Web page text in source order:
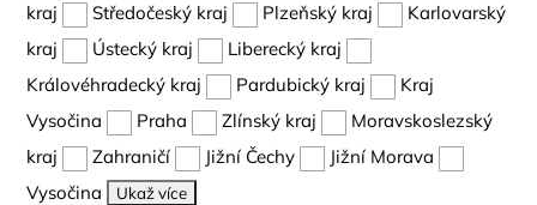
kraj
Středočeský kraj Plzeňský kraj
Karlovarský
kraj
Ústecký kraj
Liberecký kraj
Královéhradecký kraj
Pardubický kraj
Kraj
Vysočina
Praha Zlínský kraj
Moravskoslezský
kraj
Zahraničí Jižní Čechy
Jižní Morava
Vysočina
Ukaž více